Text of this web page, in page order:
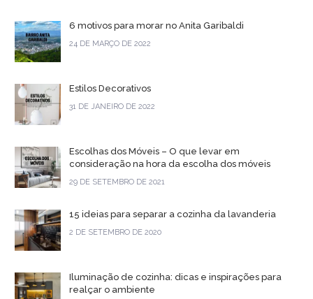
6 motivos para morar no Anita Garibaldi
24 DE MARÇO DE 2022
Estilos Decorativos
31 DE JANEIRO DE 2022
Escolhas dos Móveis – O que levar em
consideração na hora da escolha dos móveis
29 DE SETEMBRO DE 2021
15 ideias para separar a cozinha da lavanderia
2 DE SETEMBRO DE 2020
Iluminação de cozinha: dicas e inspirações para
realçar o ambiente